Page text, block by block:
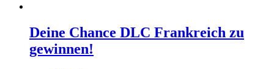
Deine Chance DLC Frankreich zu
gewinnen!